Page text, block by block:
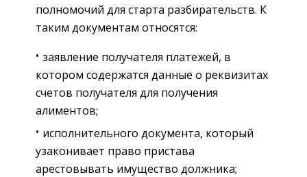
полномочий для старта разбирательств. К
таким документам относятся:
заявление получателя платежей, в
котором содержатся данные о реквизитах
счетов получателя для получения
алиментов;
исполнительного документа, который
узаконивает право пристава
арестовывать имущество должника;